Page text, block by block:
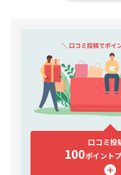
口コミ投
100ポイント